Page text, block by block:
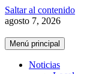
Saltar al contenido
agosto 7, 2026
Menú principal
Noticias